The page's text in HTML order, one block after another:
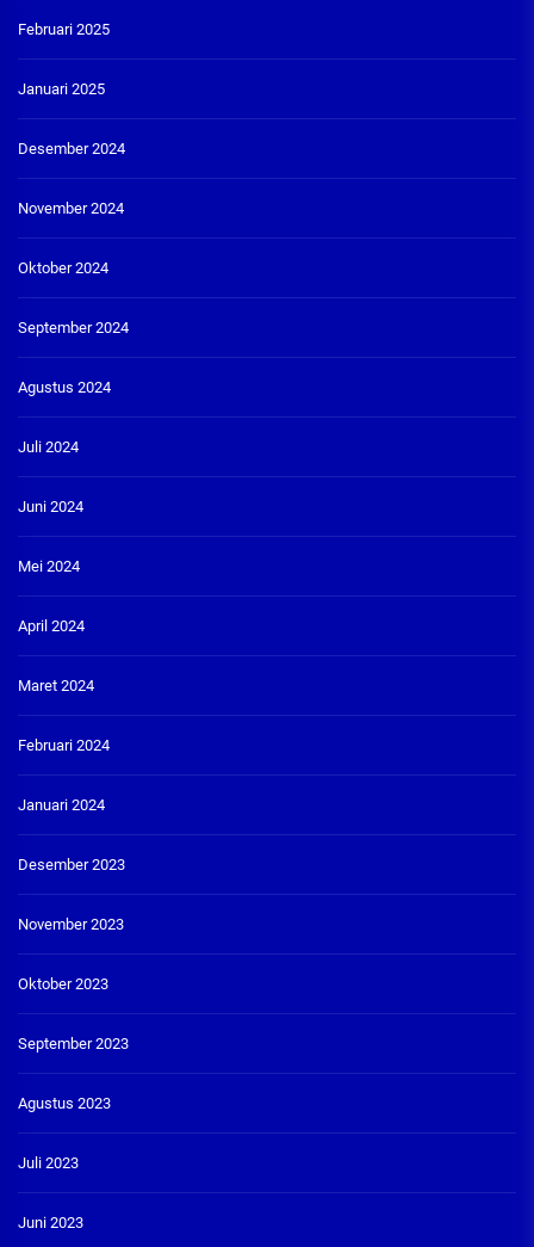
Februari 2025
Januari 2025
Desember 2024
November 2024
Oktober 2024
September 2024
Agustus 2024
Juli 2024
Juni 2024
Mei 2024
April 2024
Maret 2024
Februari 2024
Januari 2024
Desember 2023
November 2023
Oktober 2023
September 2023
Agustus 2023
Juli 2023
Juni 2023